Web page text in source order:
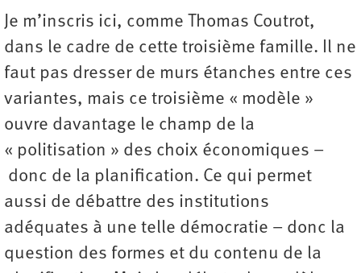
Je m’inscris ici, comme Thomas Coutrot,
dans le cadre de cette troisième famille. Il ne
faut pas dresser de murs étanches entre ces
variantes, mais ce troisième « modèle »
ouvre davantage le champ de la
« politisation » des choix économiques –
donc de la planification. Ce qui permet
aussi de débattre des institutions
adéquates à une telle démocratie – donc la
question des formes et du contenu de la